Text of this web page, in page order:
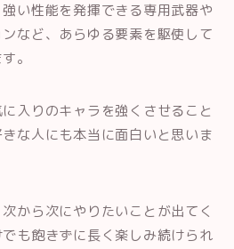
い性能を発揮できる専用武器や
など、あらゆる要素を駆使して
。
入りのキャラを強くさせること
な人にも本当に面白いと思いま
から次にやりたいことが出てく
も飽きずに長く楽しみ続けられ